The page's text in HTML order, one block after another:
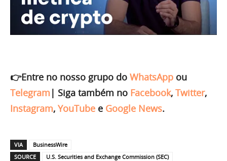
👉Entre no nosso grupo do WhatsApp ou
Telegram | Siga também no Facebook, Twitter,
Instagram, YouTube e Google News.
VIA
BusinessWire
SOURCE
U.S. Securities and Exchange Commission (SEC)